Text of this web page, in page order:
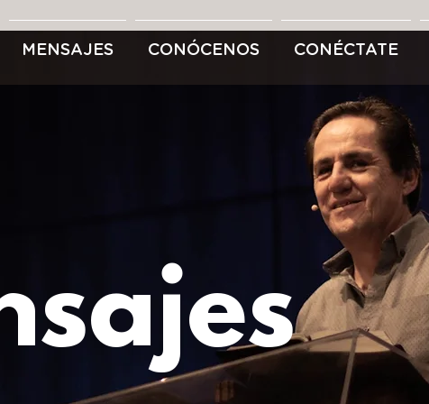
MENSAJES CONÓCENOS CONÉCTATE